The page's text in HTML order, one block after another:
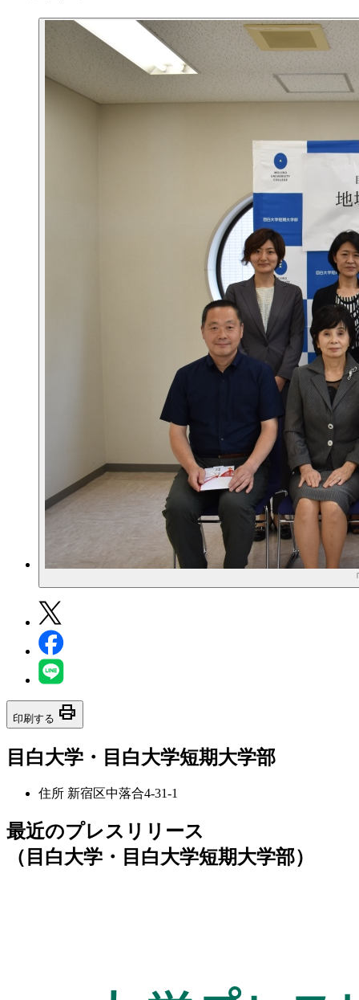
印刷する print
目白大学・目白大学短期大学部
住所 新宿区中落合4-31-1
最近のプレスリリース
（目白大学・目白大学短期大学部）